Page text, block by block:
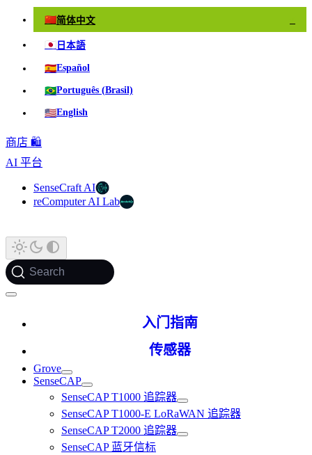
🇨🇳简体中文
🇯🇵 日本語
🇪🇸Español
🇧🇷Português (Brasil)
🇺🇸English
商店 🛍️
AI 平台
SenseCraft AI
reComputer AI Lab
Search
入门指南
传感器
Grove
SenseCAP
SenseCAP T1000 追踪器
SenseCAP T1000-E LoRaWAN 追踪器
SenseCAP T2000 追踪器
SenseCAP 蓝牙信标